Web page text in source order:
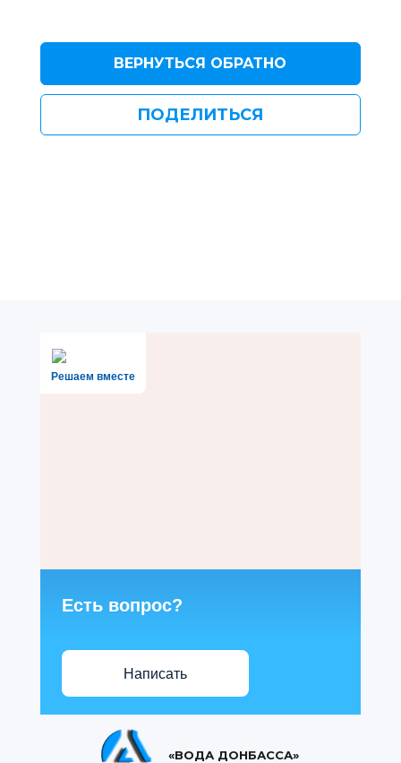
ВЕРНУТЬСЯ ОБРАТНО
ПОДЕЛИТЬСЯ
Решаем вместе
Есть вопрос?
Написать
«ВОДА ДОНБАССА»